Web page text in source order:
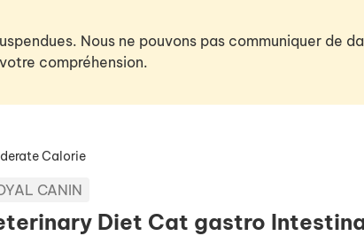
Nous ne pouvons pas communiquer de
compréhension.
Calorie
CANIN
Diet Cat gastro